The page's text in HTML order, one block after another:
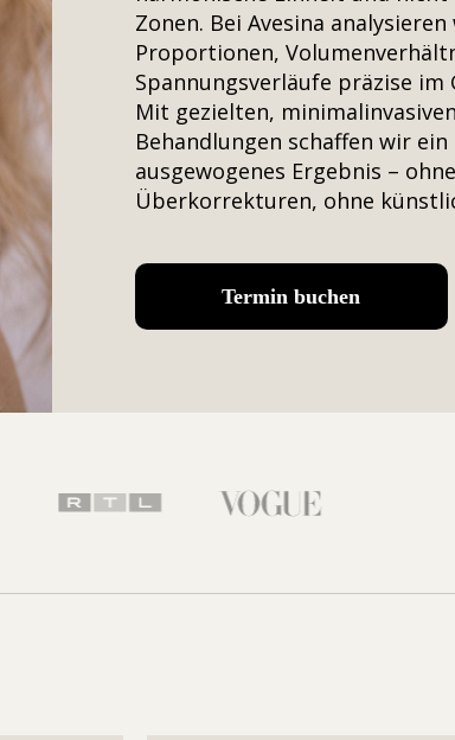
Zonen. Bei Avesina
Proportionen,
Spannungsverläufe präzise im
Mit gezielten, minimalinvasiven
Behandlungen schaffen wir
ausgewogenes Ergebnis – ohne
Überkorrekturen, ohne
Termin buchen